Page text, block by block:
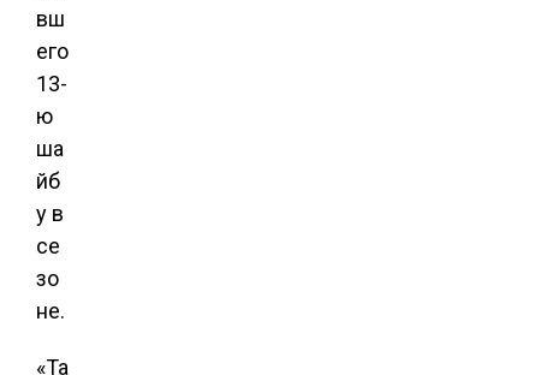
вш
его
13-
ю
ша
йб
у в
се
зо
не.
«Та